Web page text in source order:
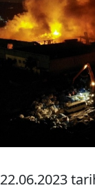
22.06.2023